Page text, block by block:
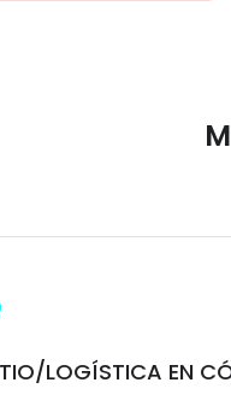
LOGÍSTICA EN